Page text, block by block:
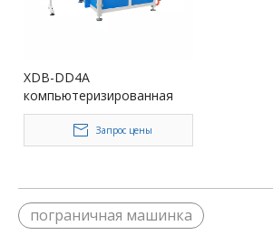
XDB-DD4A
компьютеризированная
штучатая машина для
матраса для матраса для
матраса
Запрос цены
пограничная машинка